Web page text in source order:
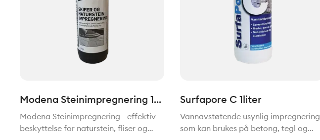
Modena Steinimpregnering 1
ltr
Modena Steinimpregnering - effektiv
beskyttelse for naturstein, fliser og
Surfapore C 1liter
Vannavstøtende usynlig impregnering
som kan brukes på betong, tegl og